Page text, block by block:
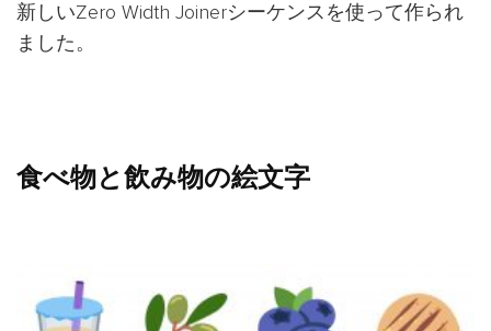
新しいZero Width Joinerシーケンスを使って作られ
ました。
食べ物と飲み物の絵文字